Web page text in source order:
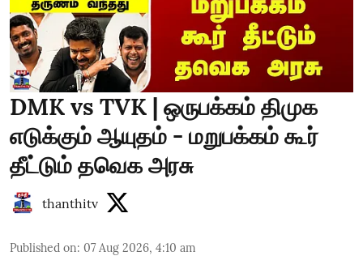
DMK vs TVK | ஒருபக்கம் திமுக
எடுக்கும் ஆயுதம் - மறுபக்கம் கூர்
தீட்டும் தவெக அரசு
thanthitv
Published on: 07 Aug 2026, 4:10 am